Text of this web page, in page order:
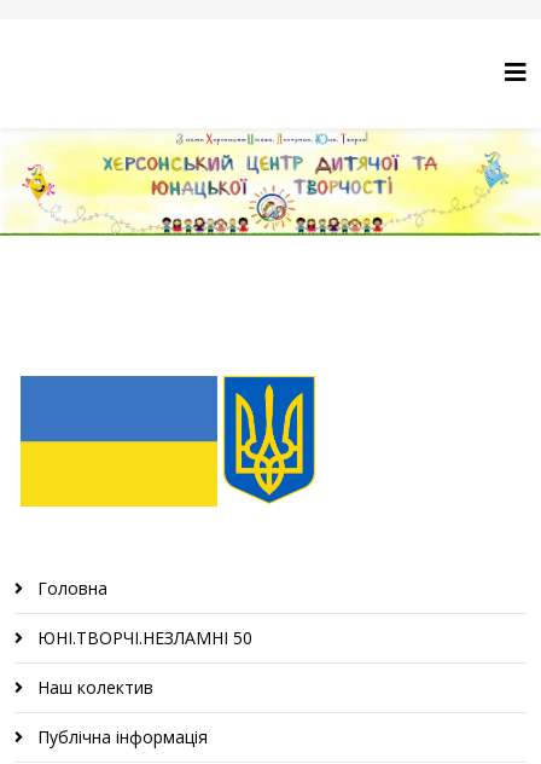
Головна
ЮНІ.ТВОРЧІ.НЕЗЛАМНІ 50
Наш колектив
Публічна інформація